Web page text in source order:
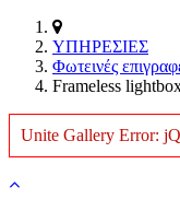
ΥΠΗΡΕΣΙΕΣ
Φωτεινές
Frameless
Unite Gallery Error: